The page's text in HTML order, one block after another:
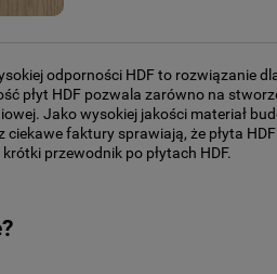
odporności HDF to rozwiązanie
płyt HDF pozwala zarówno na
Jako wysokiej jakości materiał
faktury sprawiają, że płyta
przewodnik po płytach HDF.